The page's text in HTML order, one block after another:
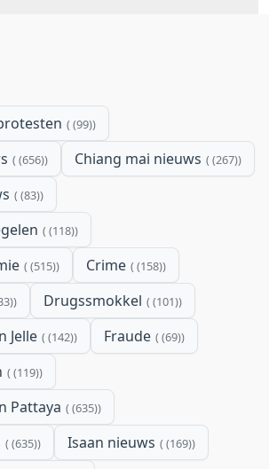
(99)
(656) Chiang mai nieuws (267)
(83)
(118)
(515) Crime (158)
Drugssmokkel (101)
Jelle (142) Fraude (69)
(119)
Pattaya (635)
(635) Isaan nieuws (169)